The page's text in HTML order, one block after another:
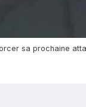
sa prochaine